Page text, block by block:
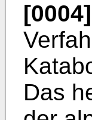
[0004]
Das